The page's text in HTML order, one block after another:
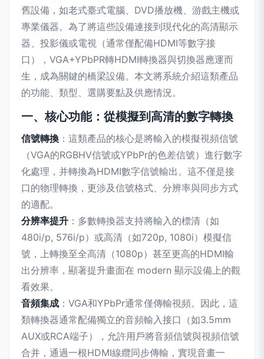
舊設備，如老式臺式電腦、DVD播放機、游戲主機或
專業儀器。為了將這些設備連接到現代化的高清顯示
器、投影儀或電視（通常僅配備HDMI等數字接
口），VGA+YPbPR轉HDMI轉換器與切換器應運而
生，成為關鍵的橋梁設備。本文將系統介紹這類產品
的功能、類型、選購要點及供應情況。
一、核心功能：從模擬到高清的數字轉換
信號轉換 ：這類產品的核心是將輸入的模擬視頻信號
（VGA的RGBHV信號或YPbPr的色差信號）進行數字
化處理，并轉換為HDMI數字信號輸出。這不僅是接
口的物理轉換，更涉及信號格式、分辨率與同步方式
的適配。
分辨率提升 ：多數轉換器支持將輸入的標清（如
480i/p, 576i/p）或高清（如720p, 1080i）模擬信
號，上轉換至全高清（1080p）甚至更高的HDMI輸
出分辨率，顯著提升畫面在 modern 顯示設備上的觀
看效果。
音頻集成 ：VGA和YPbPr通常僅傳輸視頻。因此，這
類轉換器通常配備獨立的音頻輸入接口（如3.5mm
AUX或RCA端子），允許用戶將音頻信號與視頻信號
合并，通過一根HDMI線纜同步傳輸，實現音畫一